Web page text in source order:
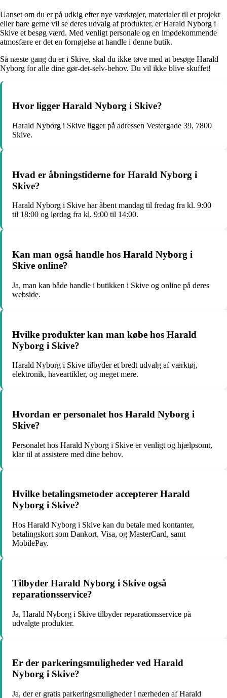
Uanset om du er på udkig efter nye værktøjer, materialer til et projekt
eller bare gerne vil se deres udvalg af produkter, er Harald Nyborg i
Skive et besøg værd. Med venligt personale og en imødekommende
atmosfære er det en fornøjelse at handle i denne butik.
Så næste gang du er i Skive, skal du ikke tøve med at besøge Harald
Nyborg for alle dine gør-det-selv-behov. Du vil ikke blive skuffet!
Hvor ligger Harald Nyborg i Skive?
Harald Nyborg i Skive ligger på adressen Vestergade 39, 7800
Skive.
Hvad er åbningstiderne for Harald Nyborg i
Skive?
Harald Nyborg i Skive har åbent mandag til fredag fra kl. 9:00
til 18:00 og lørdag fra kl. 9:00 til 14:00.
Kan man også handle hos Harald Nyborg i
Skive online?
Ja, man kan både handle i butikken i Skive og online på deres
webside.
Hvilke produkter kan man købe hos Harald
Nyborg i Skive?
Harald Nyborg i Skive tilbyder et bredt udvalg af værktøj,
elektronik, haveartikler, og meget mere.
Hvordan er personalet hos Harald Nyborg i
Skive?
Personalet hos Harald Nyborg i Skive er venligt og hjælpsomt,
klar til at assistere med dine behov.
Hvilke betalingsmetoder accepterer Harald
Nyborg i Skive?
Hos Harald Nyborg i Skive kan du betale med kontanter,
betalingskort som Dankort, Visa, og MasterCard, samt
MobilePay.
Tilbyder Harald Nyborg i Skive også
reparationsservice?
Ja, Harald Nyborg i Skive tilbyder reparationsservice på
udvalgte produkter.
Er der parkeringsmuligheder ved Harald
Nyborg i Skive?
Ja, der er gratis parkeringsmuligheder i nærheden af Harald